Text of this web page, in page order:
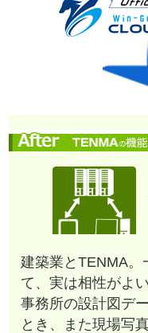
建築業とTENMA。
て、実は相性がよ
事務所の設計図デ
とき、また現場写